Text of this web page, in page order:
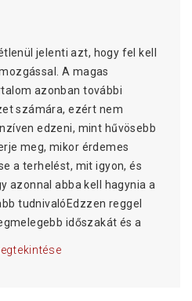
jelenti azt, hogy fel kell
A magas
azonban további
számára, ezért nem
edzeni, mint hűvösebb
meg, mikor érdemes
a terhelést, mit igyon, és
azonnal abba kell hagynia a
tudnivalóEdzzen reggel
időszakát és a